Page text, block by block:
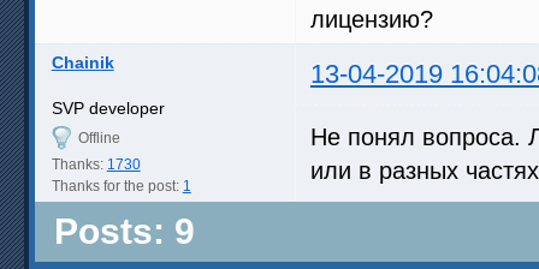
лицензию?
Chainik 13-04-2019
SVP developer
Offline
Thanks: 1730
Thanks for the post: 1
Не понял вопроса.
или в разных
Posts: 9